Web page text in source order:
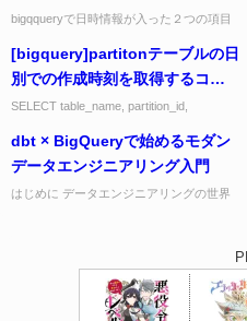
bigqqueryで日時情報が入った２つの項目
る時のサンプルコード SELECT CONCA...
[bigquery]partitonテーブルの日
別での作成時刻を取得するコー
ド
SELECT table_name, partition_id,
dbt × BigQueryで始めるモダン
データエンジニアリング入門
はじめに データエンジニアリングの世界